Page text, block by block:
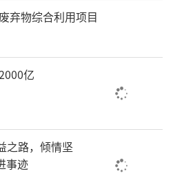
弃物综合利用项目
亿
之路，倾情坚
事迹